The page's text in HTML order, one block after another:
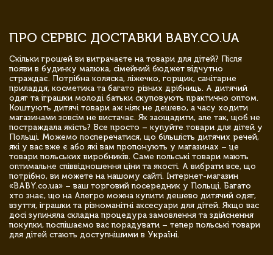
ПРО СЕРВІС ДОСТАВКИ BABY.CO.UA
Скільки грошей ви витрачаєте на товари для дітей? Після
появи в будинку малюка, сімейний бюджет відчутно
страждає. Потрібна коляска, ліжечко, горщик, санітарне
приладдя, косметика та багато різних дрібниць. А дитячий
одяг та іграшки молоді батьки скуповують практично оптом.
Коштують дитячі товари аж ніяк не дешево, а часу ходити
магазинами зовсім не вистачає. Як заощадити, але так, щоб не
постраждала якість? Все просто – купуйте товари для дітей у
Польщі. Можемо посперечатися, що більшість дитячих речей,
які у вас вже є або які вам пропонують у магазинах – це
товари польських виробників. Саме польські товари мають
оптимальне співвідношення ціни та якості. А вибрати все, що
потрібно, ви можете на нашому сайті. Інтернет-магазин
«BABY.co.ua» – ваш торговий посередник у Польщі. Багато
хто знає, що на Алегро можна купити дешево дитячий одяг,
взуття, іграшки та різноманітні аксесуари для дітей. Якщо вас
досі зупиняла складна процедура замовлення та здійснення
покупки, поспішаємо вас порадувати – тепер польські товари
для дітей стають доступнішими в Україні.